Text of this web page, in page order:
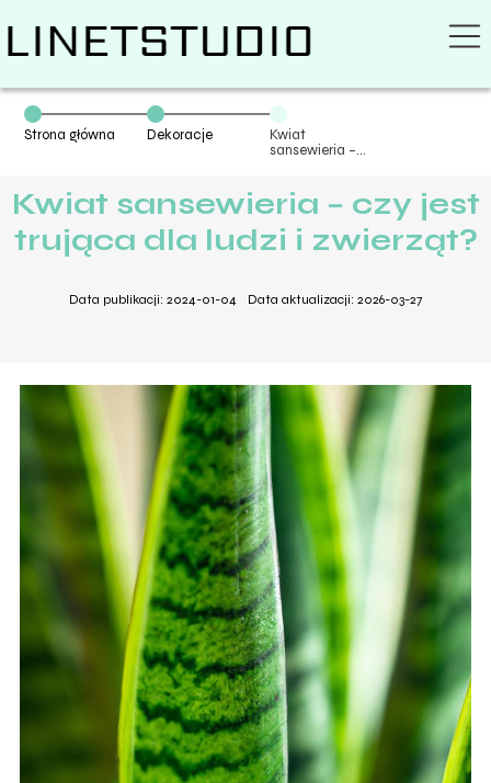
Strona główna Dekoracje
Kwiat
sansewieria –
zwierząt?
Kwiat sansewieria – czy jest
trująca dla ludzi i zwierząt?
Data publikacji: 2024-01-04 Data aktualizacji: 2026-03-27